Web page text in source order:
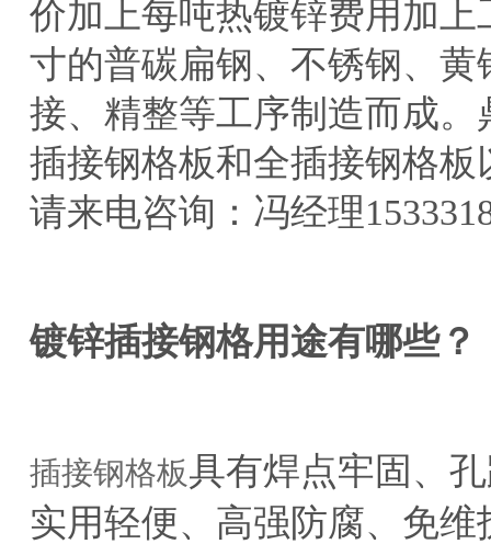
价加上每吨热镀锌费用加
寸的普碳扁钢、不锈钢、
接、精整等工序制造而成
插接钢格板和全插接钢格
请来电咨询：冯经理
镀锌插接钢格用途有哪些？
插接钢格板具有焊点牢固、
实用轻便、高强防腐、免